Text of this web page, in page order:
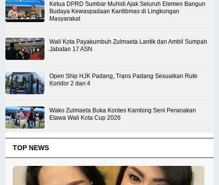
Ketua DPRD Sumbar Muhidi Ajak Seluruh Elemen Bangun
Budaya Kewaspadaan Kantibmas di Lingkungan
Masyarakat
Wali Kota Payakumbuh Zulmaeta Lantik dan Ambil Sumpah
Jabatan 17 ASN
Open Ship HJK Padang, Trans Padang Sesuaikan Rute
Koridor 2 dan 4
Wako Zulmaeta Buka Kontes Kambing Seni Peranakan
Etawa Wali Kota Cup 2026
TOP NEWS